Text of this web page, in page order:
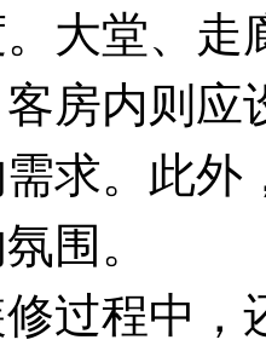
大堂、走
房内则应
求。此
围。
程中，